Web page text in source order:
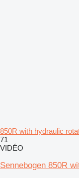
850R with hydraulic
71
VIDÉO
Sennebogen 850R